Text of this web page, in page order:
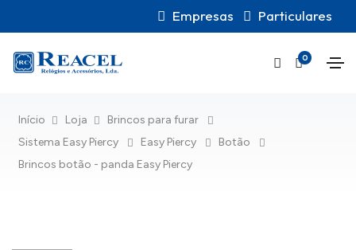
Empresas Particulares
0
Início Loja
Brincos para furar
Sistema Easy Piercy
Easy Piercy
Botão
Brincos botão - panda Easy Piercy